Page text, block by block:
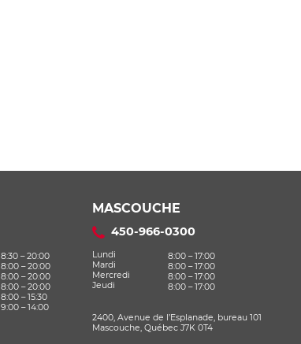
8:30 – 20:00
8:00 – 20:00
8:00 – 20:00
8:00 – 20:00
8:00 – 15:30
9:00 – 14:00
MASCOUCHE
450-966-0300
Lundi
8:00 – 17:00
Mardi
8:00 – 17:00
Mercredi
8:00 – 17:00
Jeudi
8:00 – 17:00
2400, Avenue de l’Esplanade, bureau 101
Mascouche, Québec J7K 0T4